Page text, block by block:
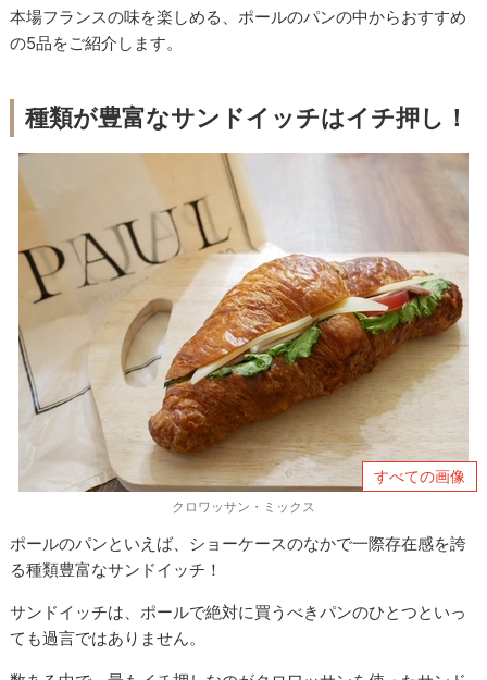
本場フランスの味を楽しめる、ポールのパンの中からおすすめ
の5品をご紹介します。
種類が豊富なサンドイッチはイチ押し！
すべての画像
クロワッサン・ミックス
ポールのパンといえば、ショーケースのなかで一際存在感を誇
る種類豊富なサンドイッチ！
サンドイッチは、ポールで絶対に買うべきパンのひとつといっ
ても過言ではありません。